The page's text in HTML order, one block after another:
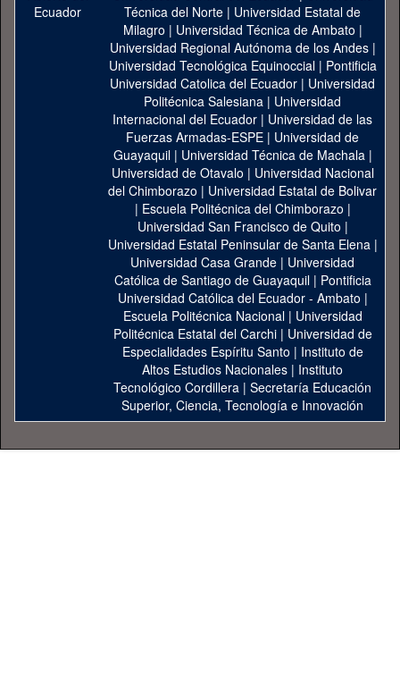
Técnica del Norte | Universidad Estatal de
Milagro | Universidad Técnica de Ambato |
Universidad Regional Autónoma de los Andes|
Universidad Tecnológica Equinoccial| Pontificia
Universidad Catolica del Ecuador | Universidad
Politécnica Salesiana | Universidad
Internacional del Ecuador | Universidad de las
Fuerzas Armadas-ESPE | Universidad de
Guayaquil| Universidad Técnica de Machala|
Universidad de Otavalo | Universidad Nacional
del Chimborazo | Universidad Estatal de Bolivar
| Escuela Politécnica del Chimborazo |
Universidad San Francisco de Quito |
Universidad Estatal Peninsular de Santa Elena|
Universidad Casa Grande | Universidad
Católica de Santiago de Guayaquil| Pontificia
Universidad Católica del Ecuador - Ambato |
Escuela Politécnica Nacional| Universidad
Politécnica Estatal del Carchi| Universidad de
Especialidades Espíritu Santo | Instituto de
Altos Estudios Nacionales | Instituto
Tecnológico Cordillera | Secretaría Educación
Superior, Ciencia, Tecnología e Innovación